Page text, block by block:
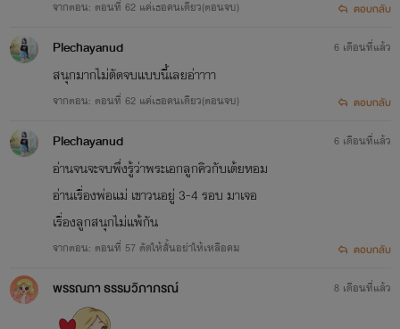
จากตอน: ตอนที่ 62 แค่เธอคนเดียว(ตอนจบ) ตอบกลับ
Plechayanud
สนุกมากไม่ตัดจบแบบนี้เลยอ่าาาา
จากตอน: ตอนที่ 62 แค่เธอคนเดียว(ตอนจบ)
6 เดือนที่แล้ว
ตอบกลับ
Plechayanud
อ่านจนจะจบพึ่งรู้ว่าพระเอกลูกคิวกับเต้ยหอม
อ่านเรื่องพ่อแม่ เขาวนอยู่ 3-4 รอบ มาเจอ
เรื่องลูกสนุกไม่แพ้กัน
จากตอน: ตอนที่ 57 ตัดให้สั้นอย่าให้เหลือคม
6 เดือนที่แล้ว
ตอบกลับ
พรรณภา ธรรมวิภาภรณ์ 8 เดือนที่แล้ว